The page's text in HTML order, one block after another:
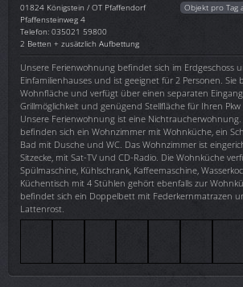
01824 Königstein / OT Pfaffendorf
Pfaffensteinweg 4
Telefon: 035021 59800
2 Betten + zusätzlich Aufbettung
Objekt pro Tag
Unsere Ferienwohnung befindet sich im Erdgeschoss
Einfamilienhauses und ist geeignet für 2 Personen. Sie
Wohnfläche und verfügt über einen separaten
Grillmöglichkeit und genügend Stellfläche für Ihren
Unsere Ferienwohnung ist eine
befinden sich ein Wohnzimmer mit Wohnküche, ein
Bad mit Dusche und WC. Das Wohnzimmer ist
Sitzecke, mit Sat-TV und CD-Radio. Die Wohnküche
Spülmaschine, Kühlschrank, Kaffeemaschine,
Küchentisch mit 4 Stühlen gehört ebenfalls zur
befindet sich ein Doppelbett mit Federkernmatrazen
Lattenrost.